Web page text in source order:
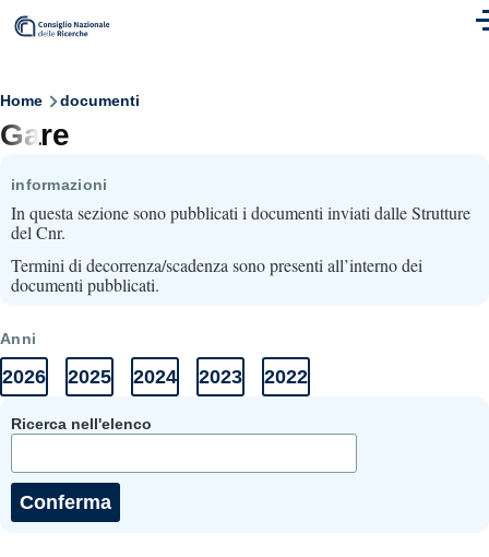
Skip to main content
Breadcrumb
Home documenti
Gare
informazioni
In questa sezione sono pubblicati i documenti inviati dalle Strutture
del Cnr.
Termini di decorrenza/scadenza sono presenti all’interno dei
documenti pubblicati.
Anni
Anni
Documenti
Elenco
2026
2026
Elenco
2025
2025
Elenco
2024
2024
Elenco
2023
Elenco
2022
Ricerca nell'elenco